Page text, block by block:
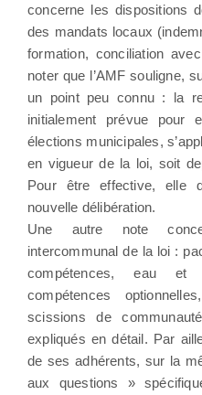
concerne les dispositions
des mandats locaux
formation, conciliation
noter que l’AMF souligne,
un point peu connu : la
initialement prévue pour
élections municipales,
en vigueur de la loi, soit
Pour être effective, elle
nouvelle délibération.
Une autre note
intercommunal de la loi :
compétences, eau et
compétences
scissions de
expliqués en détail. Par
de ses adhérents, sur la
aux questions »